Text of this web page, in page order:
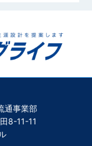
通事業部
8-11-11